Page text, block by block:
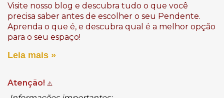
Visite nosso blog e descubra tudo o que você
precisa saber antes de escolher o seu Pendente.
Aprenda o que é, e descubra qual é a melhor opção
para o seu espaço!
Leia mais »
Atenção! ⚠️